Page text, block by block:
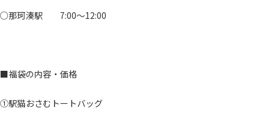
○那珂湊駅 7:00～12:00
■福袋の内容・価格
①駅猫おさむトートバッグ